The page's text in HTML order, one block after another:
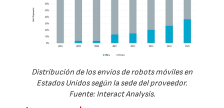
Distribución de los envíos de robots móviles en
Estados Unidos según la sede del proveedor.
Fuente: Interact Analysis.